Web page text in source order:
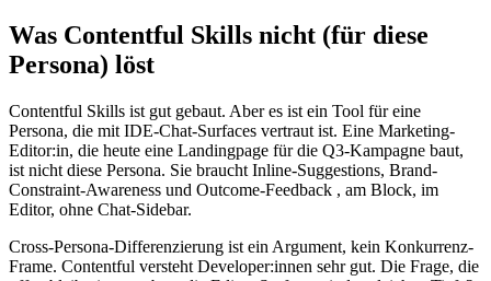
Was Contentful Skills nicht (für diese
Persona) löst
Contentful Skills ist gut gebaut. Aber es ist ein Tool für eine
Persona, die mit IDE-Chat-Surfaces vertraut ist. Eine Marketing-
Editor:in, die heute eine Landingpage für die Q3-Kampagne baut,
ist nicht diese Persona. Sie braucht Inline-Suggestions, Brand-
Constraint-Awareness und Outcome-Feedback , am Block, im
Editor, ohne Chat-Sidebar.
Cross-Persona-Differenzierung ist ein Argument, kein Konkurrenz-
Frame. Contentful versteht Developer:innen sehr gut. Die Frage, die